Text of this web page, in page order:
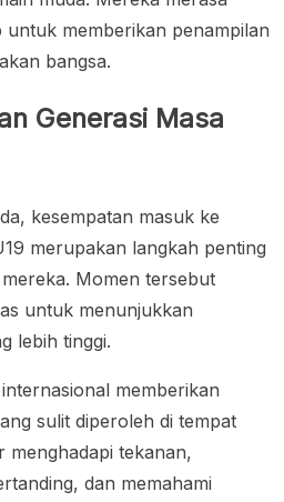
untuk memberikan penampilan
bangsa.
Generasi Masa
kesempatan masuk ke
merupakan langkah penting
Momen tersebut
untuk menunjukkan
lebih tinggi.
memberikan
sulit diperoleh di tempat
menghadapi tekanan,
dan memahami